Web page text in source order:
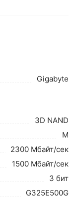
Gigabyte
3D NAND
M
2300 Мбайт/сек
1500 Мбайт/сек
3 бит
G325E500G